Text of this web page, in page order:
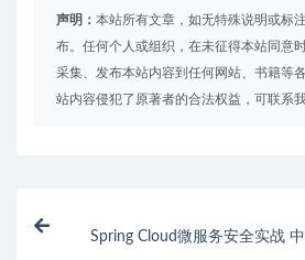
声明： 本站所有文章，如无特殊说明或标
布。任何个人或组织，在未征得本站同意
采集、发布本站内容到任何网站、书籍等
站内容侵犯了原著者的合法权益，可联系
Spring Cloud微服务安全实战